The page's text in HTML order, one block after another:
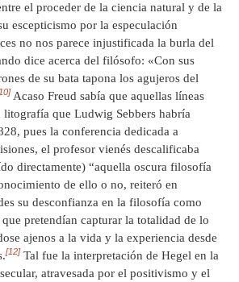
el proceder de la ciencia natural y de la
escepticismo por la especulación
no nos parece injustificada la burla del
dice acerca del filósofo: «Con sus
de su bata tapona los agujeros del
Acaso Freud sabía que aquellas líneas
litografía que Ludwig Sebbers habría
pues la conferencia dedicada a
el profesor vienés descalificaba
directamente) “aquella oscura filosofía
de ello o no, reiteró en
su desconfianza en la filosofía como
que pretendían capturar la totalidad de lo
ajenos a la vida y la experiencia desde
[12] Tal fue la interpretación de Hegel en la
atravesada por el positivismo y el